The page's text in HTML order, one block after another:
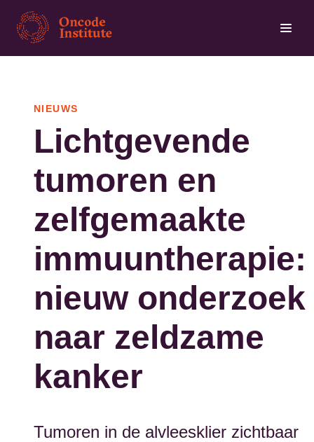
Overslaan
naar
NIEUWS
Lichtgevende
tumoren en
zelfgemaakte
immuuntherapie:
nieuw onderzoek
naar zeldzame
kanker
Tumoren in de alvleesklier zichtbaar